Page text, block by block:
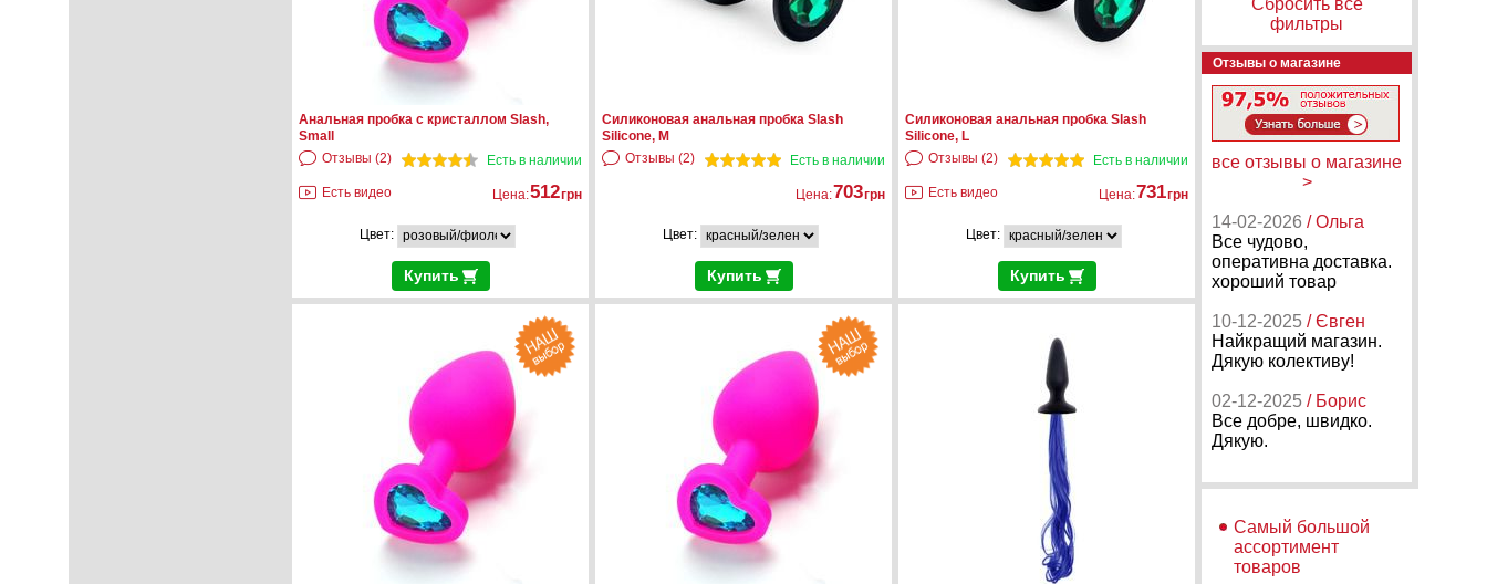
Анальная пробка с кристаллом Slash,
Small
Отзывы (2)
Есть в наличии
Есть видео Цена:512грн
Цвет:
Купить
Силиконовая анальная пробка Slash
Silicone, M
Отзывы (2)
Есть в наличии
Цена:703грн
Цвет:
Купить
Силиконовая анальная пробка Slash
Silicone, L
Отзывы (2)
Есть в наличии
Есть видео Цена:731грн
Цвет:
Купить
Сбросить все
фильтры
Отзывы о магазине
все отзывы о магазине
>
14-02-2026 / Ольга
Все чудово,
оперативна доставка.
хороший товар
10-12-2025 / Євген
Найкращий магазин.
Дякую колективу!
02-12-2025 / Борис
Все добре, швидко.
Дякую.
Самый большой
ассортимент
товаров